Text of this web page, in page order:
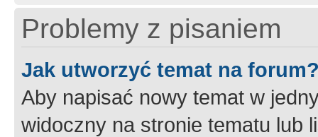
Problemy z pisaniem
Jak utworzyć temat na
Aby napisać nowy temat w
widoczny na stronie tematu lub